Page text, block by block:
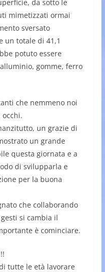
da sotto le
mimetizzati ormai
sversato
un totale di 41,1
potuto essere
gomme, ferro
che nemmeno noi
un grazie di
un grande
questa giornata e a
di svilupparla e
per la buona
che collaborando
si cambia il
è cominciare.
tutte le età lavorare